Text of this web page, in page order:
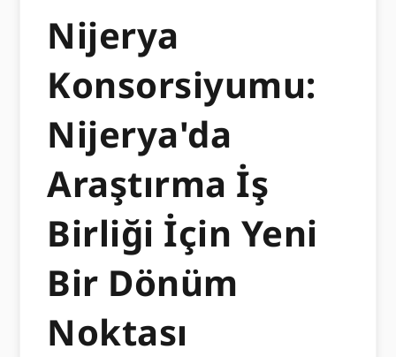
Nijerya
Konsorsiyumu:
Nijerya'da
Araştırma İş
Birliği İçin Yeni
Bir Dönüm
Noktası